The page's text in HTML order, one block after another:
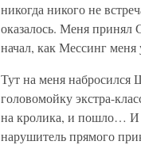
никогда никого не
оказалось. Меня
начал, как Мессинг меня
Тут на меня
головомойку экстра-
на кролика, и пошло… И
нарушитель прямого